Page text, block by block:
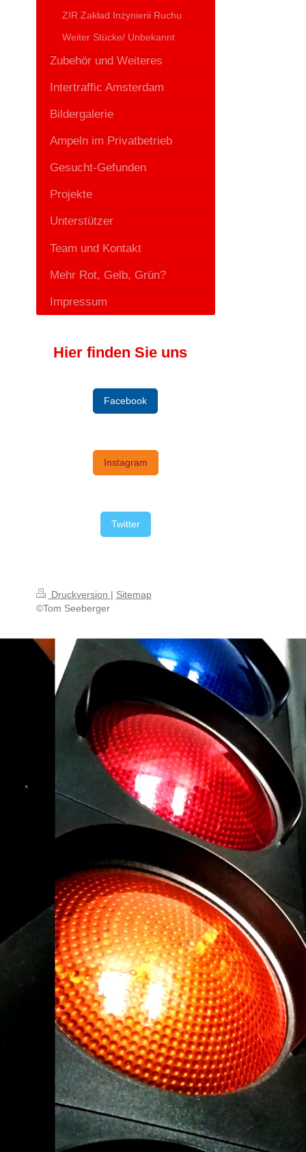
ZIR Zakład Inżynierii Ruchu
Weiter Stücke/ Unbekannt
Zubehör und Weiteres
Intertraffic Amsterdam
Bildergalerie
Ampeln im Privatbetrieb
Gesucht-Gefunden
Projekte
Unterstützer
Team und Kontakt
Mehr Rot, Gelb, Grün?
Impressum
Hier finden Sie uns
Facebook
Instagram
Twitter
Druckversion | Sitemap
©Tom Seeberger